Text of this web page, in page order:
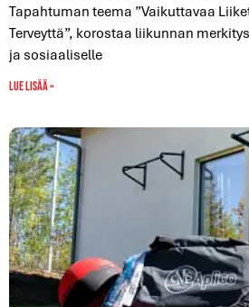
Tapahtuman teema ”Vaikuttavaa
Terveyttä”, korostaa liikunnan
ja sosiaaliselle
Lue lisää »